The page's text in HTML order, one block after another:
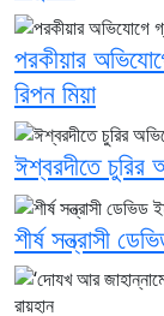
পরকীয়ার
রিপন মিয়া
ঈশ্বরদীতে চুরির
শীর্ষ সন্ত্রাসী